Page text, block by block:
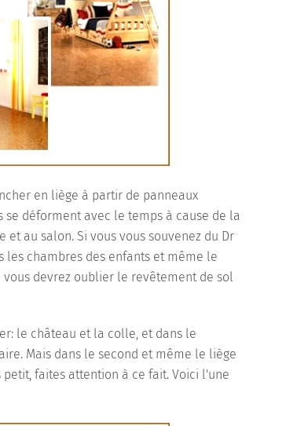
en liège à partir de panneaux
déforment avec le temps à cause de la
au salon. Si vous vous souvenez du Dr
les chambres des enfants et même le
devrez oublier le revêtement de sol
le château et la colle, et dans le
Mais dans le second et même le liège
faites attention à ce fait. Voici l'une